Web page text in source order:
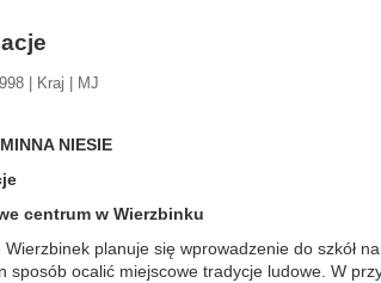
| Kraj | MJ
NIESIE
centrum w Wierzbinku
Wierzbinek planuje się wprowadzenie do szkół
sposób ocalić miejscowe tradycje ludowe. W